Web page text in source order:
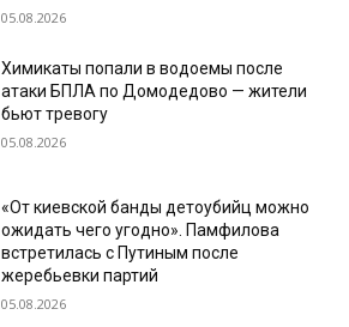
05.08.2026
Химикаты попали в водоемы после
атаки БПЛА по Домодедово — жители
бьют тревогу
05.08.2026
«От киевской банды детоубийц можно
ожидать чего угодно». Памфилова
встретилась с Путиным после
жеребьевки партий
05.08.2026